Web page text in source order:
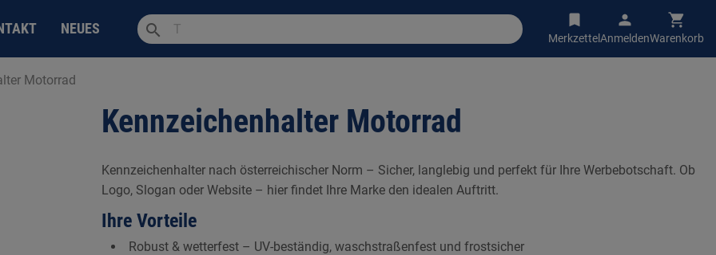
NEUES search MerkzettelAnmeldenWarenkorb
Motorrad
Kennzeichenhalter Motorrad
Kennzeichenhalter nach österreichischer Norm – Sicher, langlebig und perfekt für Ihre Werbebotschaft. Ob
Logo, Slogan oder Website – hier findet Ihre Marke den idealen Auftritt.
Ihre Vorteile
Robust & wetterfest – UV-beständig, waschstraßenfest und frostsicher